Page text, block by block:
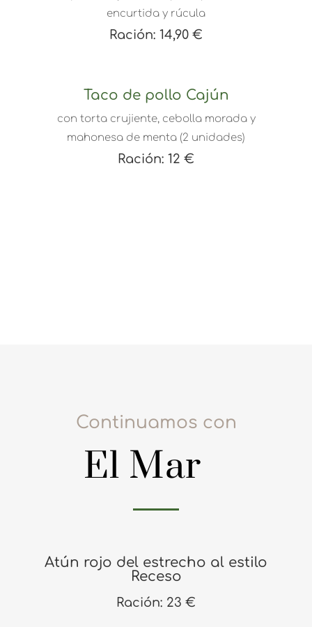
encurtida y rúcula
Ración: 14,90 €
Taco de pollo Cajún
con torta crujiente, cebolla morada y
mahonesa de menta (2 unidades)
Ración: 12 €
Continuamos con
El Mar
Atún rojo del estrecho al estilo
Receso
Ración: 23 €